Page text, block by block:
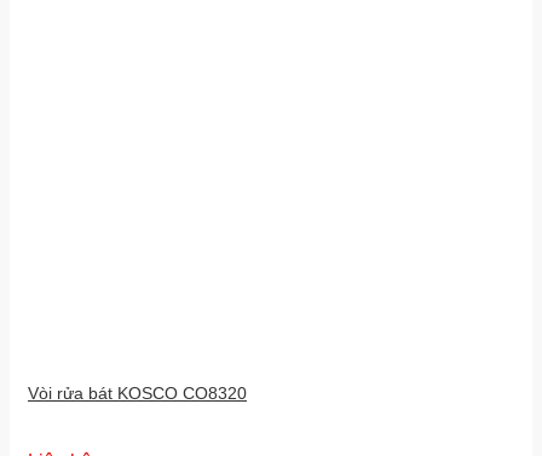
Vòi rửa bát KOSCO CO8320